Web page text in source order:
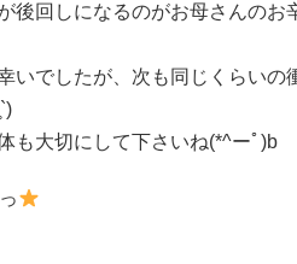
後回しになるのがお母さんのお
いでしたが、次も同じくらいの
も大切にして下さいね(*^ーﾟ)b